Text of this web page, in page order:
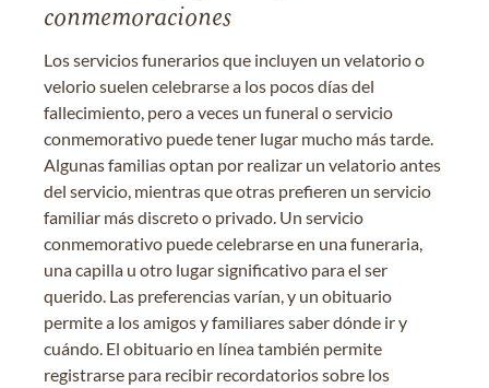
conmemoraciones
Los servicios funerarios que incluyen un velatorio o
velorio suelen celebrarse a los pocos días del
fallecimiento, pero a veces un funeral o servicio
conmemorativo puede tener lugar mucho más tarde.
Algunas familias optan por realizar un velatorio antes
del servicio, mientras que otras prefieren un servicio
familiar más discreto o privado. Un servicio
conmemorativo puede celebrarse en una funeraria,
una capilla u otro lugar significativo para el ser
querido. Las preferencias varían, y un obituario
permite a los amigos y familiares saber dónde ir y
cuándo. El obituario en línea también permite
registrarse para recibir recordatorios sobre los